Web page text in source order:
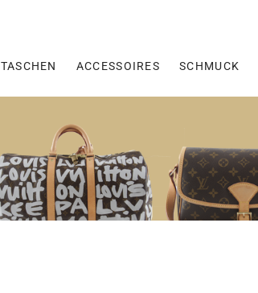
TASCHEN ACCESSOIRES SCHMUCK